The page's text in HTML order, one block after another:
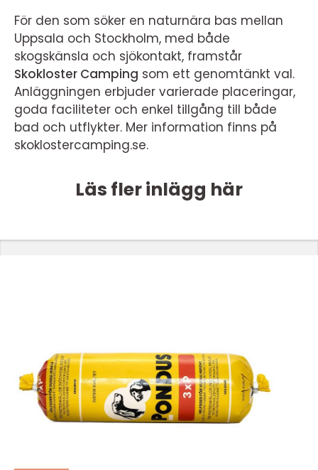
För den som söker en naturnära bas mellan
Uppsala och Stockholm, med både
skogskänsla och sjökontakt, framstår
Skokloster Camping som ett genomtänkt val.
Anläggningen erbjuder varierade placeringar,
goda faciliteter och enkel tillgång till både
bad och utflykter. Mer information finns på
skoklostercamping.se.
Läs fler inlägg här